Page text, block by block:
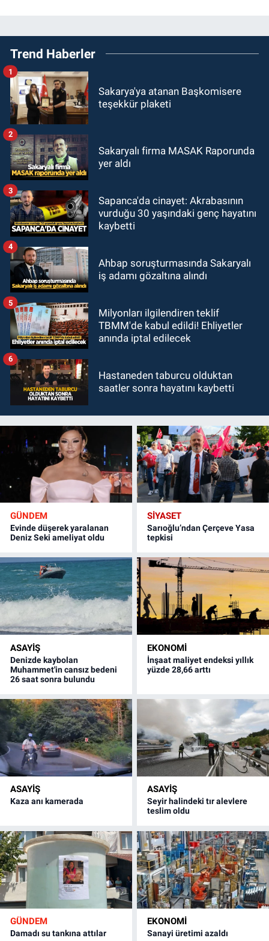
Trend Haberler
Sakarya'ya atanan Başkomisere
teşekkür plaketi
1
Sakaryalı firma MASAK Raporunda
yer aldı
2
Sapanca'da cinayet: Akrabasının
vurduğu 30 yaşındaki genç hayatını
kaybetti
3
Ahbap soruşturmasında Sakaryalı
iş adamı gözaltına alındı
4
Milyonları ilgilendiren teklif
TBMM'de kabul edildi! Ehliyetler
anında iptal edilecek
5
Hastaneden taburcu olduktan
saatler sonra hayatını kaybetti
6
GÜNDEM
Evinde düşerek yaralanan
Deniz Seki ameliyat oldu
SİYASET
Sarıoğlu’ndan Çerçeve Yasa
tepkisi
ASAYİŞ
Denizde kaybolan
Muhammet'in cansız bedeni
26 saat sonra bulundu
EKONOMİ
İnşaat maliyet endeksi yıllık
yüzde 28,66 arttı
ASAYİŞ
Kaza anı kamerada
ASAYİŞ
Seyir halindeki tır alevlere
teslim oldu
GÜNDEM
Damadı su tankına attılar
EKONOMİ
Sanayi üretimi azaldı